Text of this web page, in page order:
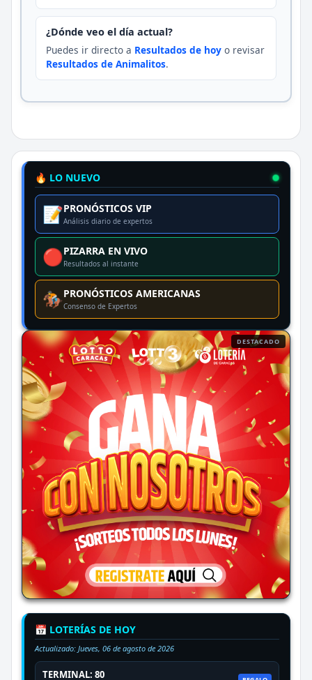
¿Dónde veo el día actual?
Puedes ir directo a Resultados de hoy o revisar
Resultados de Animalitos.
🔥 LO NUEVO
📝PRONÓSTICOS VIP
Análisis diario de expertos
🔴PIZARRA EN VIVO
Resultados al instante
🏇PRONÓSTICOS AMERICANAS
Consenso de Expertos
DESTACADO
📅 LOTERÍAS DE HOY
Actualizado: Jueves, 06 de agosto de 2026
TERMINAL: 80